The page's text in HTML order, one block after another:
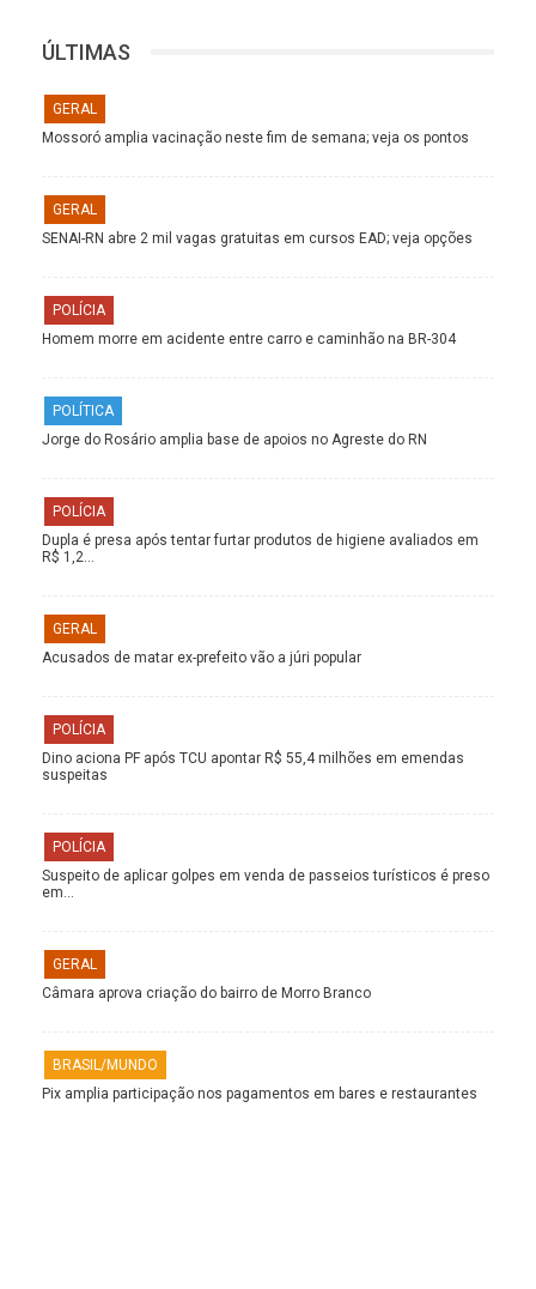
ÚLTIMAS
GERAL
Mossoró amplia vacinação neste fim de semana; veja os pontos
GERAL
SENAI-RN abre 2 mil vagas gratuitas em cursos EAD; veja opções
POLÍCIA
Homem morre em acidente entre carro e caminhão na BR-304
POLÍTICA
Jorge do Rosário amplia base de apoios no Agreste do RN
POLÍCIA
Dupla é presa após tentar furtar produtos de higiene avaliados em
R$ 1,2…
GERAL
Acusados de matar ex-prefeito vão a júri popular
POLÍCIA
Dino aciona PF após TCU apontar R$ 55,4 milhões em emendas
suspeitas
POLÍCIA
Suspeito de aplicar golpes em venda de passeios turísticos é preso
em…
GERAL
Câmara aprova criação do bairro de Morro Branco
BRASIL/MUNDO
Pix amplia participação nos pagamentos em bares e restaurantes